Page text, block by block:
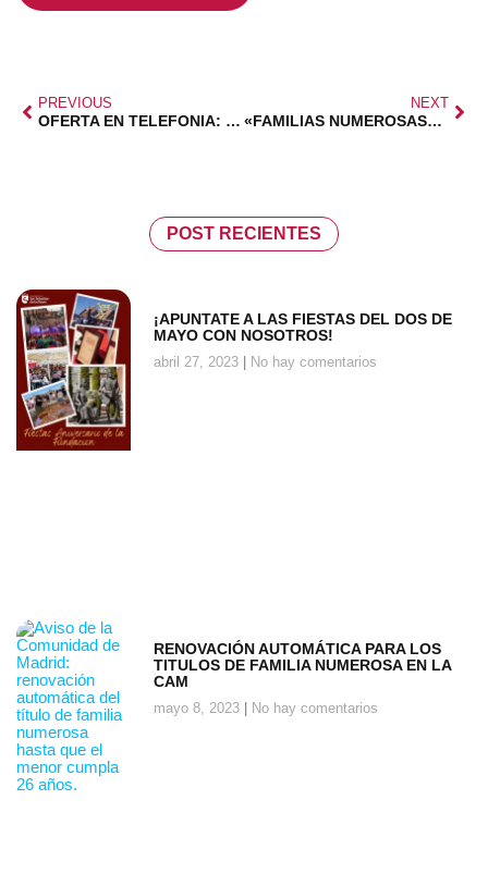
PREVIOUS
OFERTA EN TELEFONIA: PLAN MAS FAMILIA
NEXT
«FAMILIAS NUMEROSAS»: ¡APOYA CON TU FIRMA!
POST RECIENTES
¡APUNTATE A LAS FIESTAS DEL DOS DE
MAYO CON NOSOTROS!
abril 27, 2023 No hay comentarios
RENOVACIÓN AUTOMÁTICA PARA LOS
TITULOS DE FAMILIA NUMEROSA EN LA
CAM
mayo 8, 2023 No hay comentarios